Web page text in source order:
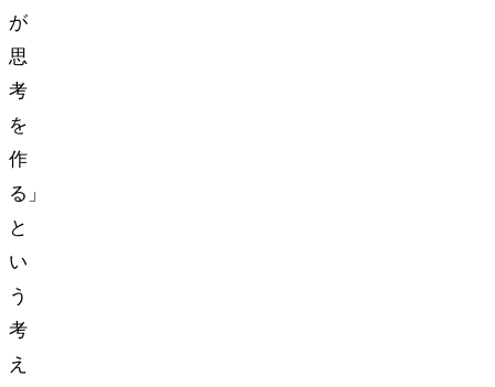
が
思
考
を
作
る」
と
い
う
考
え